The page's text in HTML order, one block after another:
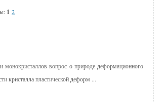
1 2
монокри­сталлов вопрос о природе деформационного
кристалла пластической деформ ...